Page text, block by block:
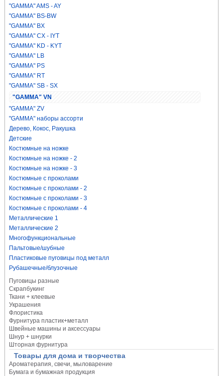
"GAMMA" AMS - AY
"GAMMA" BS-BW
"GAMMA" BX
"GAMMA" CX - IYT
"GAMMA" KD - KYT
"GAMMA" LB
"GAMMA" PS
"GAMMA" RT
"GAMMA" SB - SX
"GAMMA" VN
"GAMMA" ZV
"GAMMA" наборы ассорти
Дерево, Кокос, Ракушка
Детские
Костюмные на ножке
Костюмные на ножке - 2
Костюмные на ножке - 3
Костюмные с проколами
Костюмные с проколами - 2
Костюмные с проколами - 3
Костюмные с проколами - 4
Металлические 1
Металлические 2
Многофункциональные
Пальтовые/шубные
Пластиковые пуговицы под металл
Рубашечные/блузочные
Пуговицы разные
Скрапбукинг
Ткани + клеевые
Украшения
Флористика
Фурнитура пластик+металл
Швейные машины и аксессуары
Шнур + шнурки
Шторная фурнитура
Товары для дома и творчества
Ароматерапия, свечи, мыловарение
Бумага и бумажная продукция